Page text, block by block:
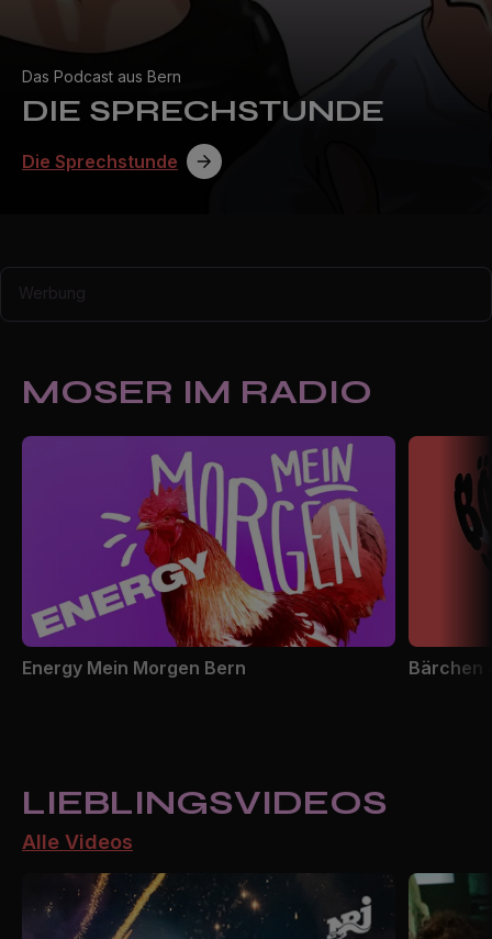
Das Podcast aus Bern
DIE SPRECHSTUNDE
Die Sprechstunde
Werbung
MOSER IM RADIO
Energy Mein Morgen Bern Bärchen
LIEBLINGSVIDEOS
Alle Videos